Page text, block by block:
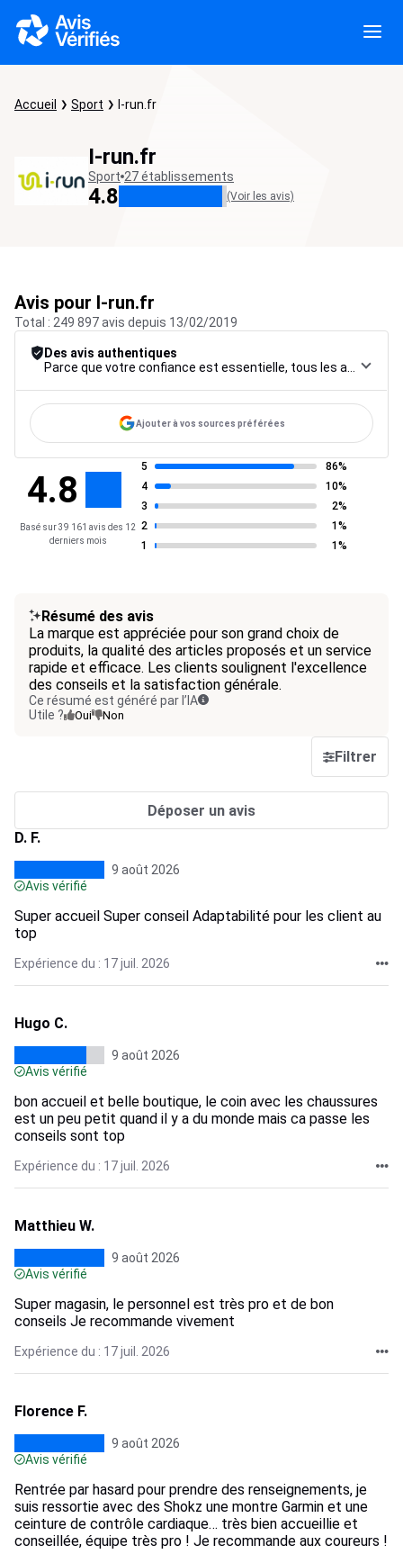
Accueil Sport I-run.fr
I-run.fr
Sport 27 établissements
4.8 (Voir les avis)
Avis pour I-run.fr
Total : 249 897 avis depuis 13/02/2019
Des avis authentiques
Ajouter à vos sources préférées
4.8
Basé sur 39 161 avis des 12
derniers mois
5
86%
4
10%
3
2%
2
1%
1
1%
Résumé des avis
La marque est appréciée pour son grand choix de
produits, la qualité des articles proposés et un service
rapide et efficace. Les clients soulignent l'excellence
des conseils et la satisfaction générale.
Ce résumé est généré par l’IA
Utile ?
Oui Non
Filtrer
Déposer un avis
D. F.
9 août 2026
Avis vérifié
Super accueil Super conseil Adaptabilité pour les client au
top
Expérience du : 17 juil. 2026
Hugo C.
9 août 2026
Avis vérifié
bon accueil et belle boutique, le coin avec les chaussures
est un peu petit quand il y a du monde mais ca passe les
conseils sont top
Expérience du : 17 juil. 2026
Matthieu W.
9 août 2026
Avis vérifié
Super magasin, le personnel est très pro et de bon
conseils Je recommande vivement
Expérience du : 17 juil. 2026
Florence F.
9 août 2026
Avis vérifié
Rentrée par hasard pour prendre des renseignements, je
suis ressortie avec des Shokz une montre Garmin et une
ceinture de contrôle cardiaque… très bien accueillie et
conseillée, équipe très pro ! Je recommande aux coureurs !